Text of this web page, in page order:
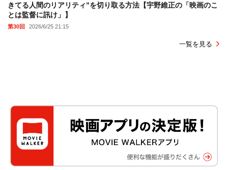
きてる人間のリアリティ”を切り取る方法【宇野維正の「映画のこ
とは監督に訊け」】
第30回 2026/6/25 21:15
一覧を見る